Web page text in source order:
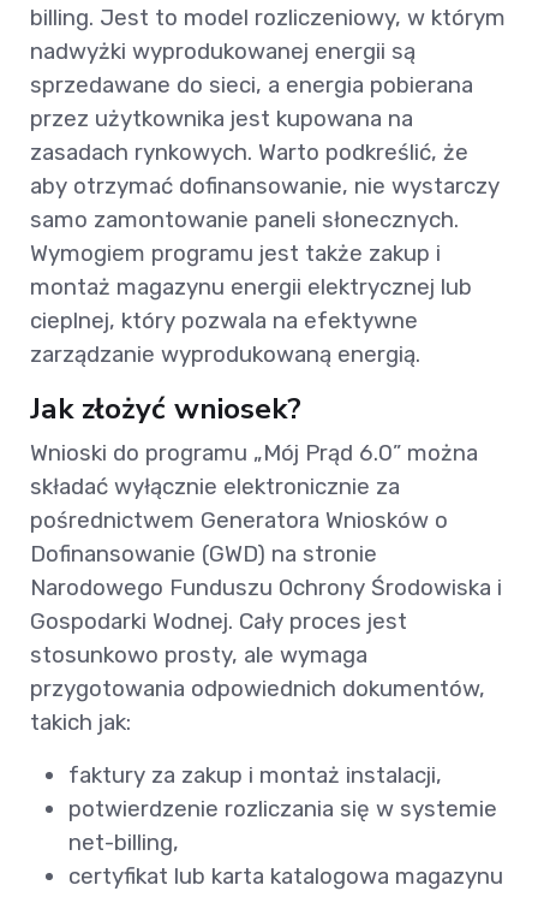
billing. Jest to model rozliczeniowy, w którym
nadwyżki wyprodukowanej energii są
sprzedawane do sieci, a energia pobierana
przez użytkownika jest kupowana na
zasadach rynkowych. Warto podkreślić, że
aby otrzymać dofinansowanie, nie wystarczy
samo zamontowanie paneli słonecznych.
Wymogiem programu jest także zakup i
montaż magazynu energii elektrycznej lub
cieplnej, który pozwala na efektywne
zarządzanie wyprodukowaną energią.
Jak złożyć wniosek?
Wnioski do programu „Mój Prąd 6.0” można
składać wyłącznie elektronicznie za
pośrednictwem Generatora Wniosków o
Dofinansowanie (GWD) na stronie
Narodowego Funduszu Ochrony Środowiska i
Gospodarki Wodnej. Cały proces jest
stosunkowo prosty, ale wymaga
przygotowania odpowiednich dokumentów,
takich jak:
faktury za zakup i montaż instalacji,
potwierdzenie rozliczania się w systemie
net-billing,
certyfikat lub karta katalogowa magazynu